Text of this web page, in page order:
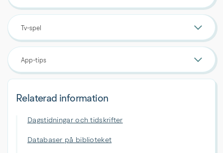
Tv-spel
App-tips
Relaterad information
Dagstidningar och tidskrifter
Databaser på biblioteket